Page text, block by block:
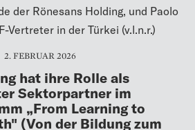
der Rönesans Holding, und Paolo
Vertreter in der Türkei (v.l.n.r.)
2. FEBRUAR 2026
hat ihre Rolle als
Sektorpartner im
„From Learning to
(Von der Bildung zum